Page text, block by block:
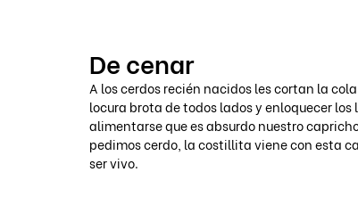
De cenar
A los cerdos recién nacidos les cortan la
locura brota de todos lados y enloquecer
alimentarse que es absurdo nuestro
pedimos cerdo, la costillita viene con esta
ser vivo.